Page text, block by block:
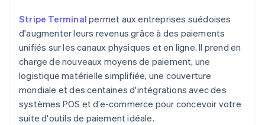
Stripe Terminal permet aux entreprises suédoises
d'augmenter leurs revenus grâce à des paiements
unifiés sur les canaux physiques et en ligne. Il prend en
charge de nouveaux moyens de paiement, une
logistique matérielle simplifiée, une couverture
mondiale et des centaines d'intégrations avec des
systèmes POS et d’e-commerce pour concevoir votre
suite d'outils de paiement idéale.